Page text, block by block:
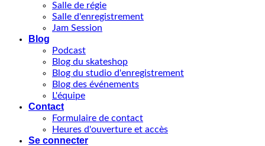
Salle de régie
Salle d'enregistrement
Jam Session
Blog
Podcast
Blog du skateshop
Blog du studio d'enregistrement
Blog des événements
L'équipe
Contact
Formulaire de contact
Heures d'ouverture et accès
Se connecter